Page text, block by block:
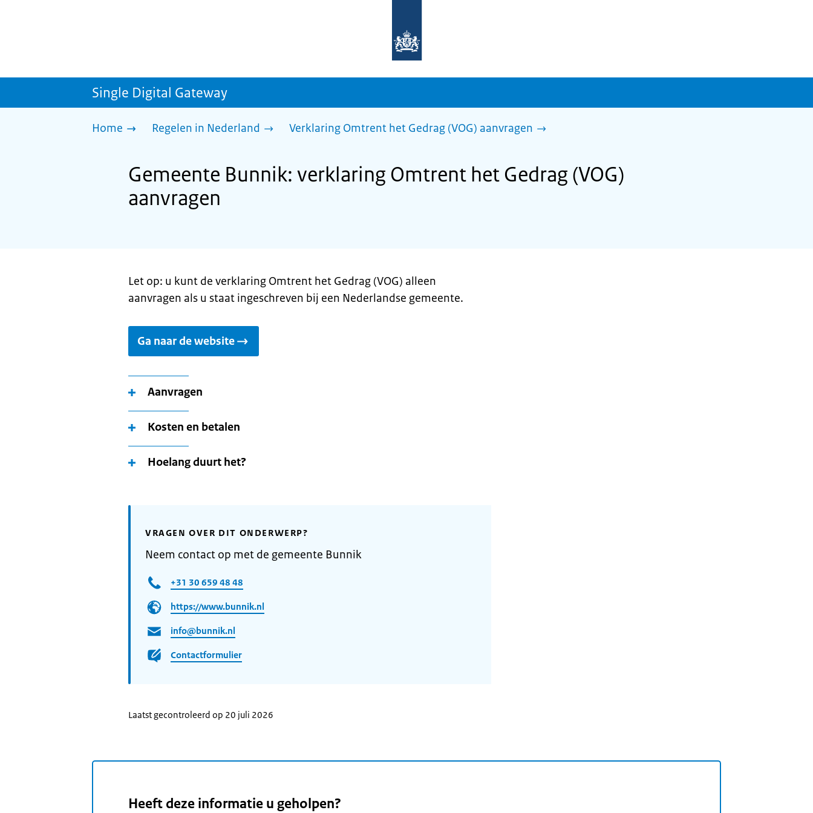
homepage
sdg.rijksoverheid.nl
Single Digital Gateway
Home Regelen in Nederland Verklaring Omtrent het Gedrag (VOG) aanvragen
Gemeente Bunnik: verklaring Omtrent het Gedrag (VOG)
aanvragen
Let op: u kunt de verklaring Omtrent het Gedrag (VOG) alleen
aanvragen als u staat ingeschreven bij een Nederlandse gemeente.
Ga naar de website
Aanvragen
Kosten en betalen
Hoelang duurt het?
VRAGEN OVER DIT ONDERWERP?
Neem contact op met de gemeente Bunnik
+31 30 659 48 48
https://www.bunnik.nl
info@bunnik.nl
Contactformulier
Laatst gecontroleerd op 20 juli 2026
Heeft deze informatie u geholpen?